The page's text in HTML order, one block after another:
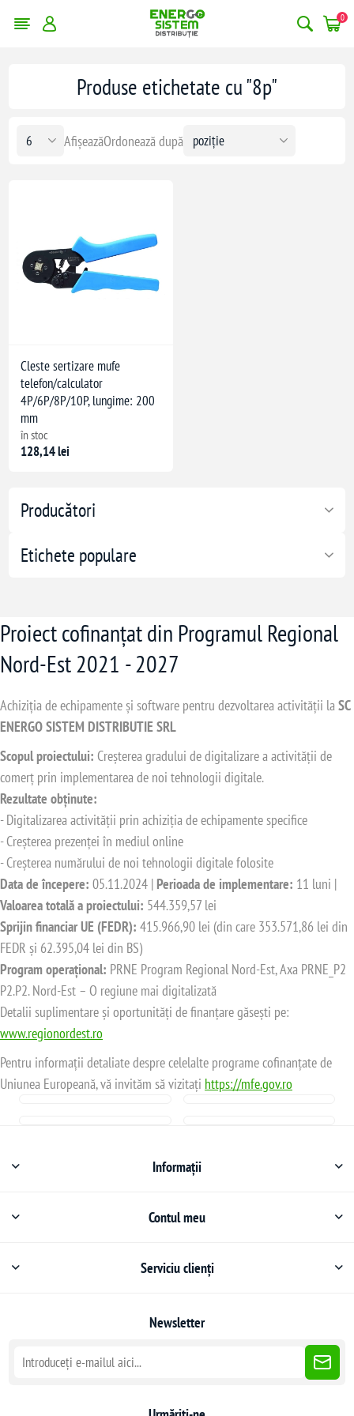
0
Producători
Etichete populare
Produse etichetate cu "8p"
Ordonează după
Afișează
Cleste sertizare mufe
telefon/calculator
4P/6P/8P/10P, lungime: 200
mm
în stoc
128,14 lei
Proiect cofinanțat din Programul Regional
Nord-Est 2021 - 2027
Achiziția de echipamente și software pentru dezvoltarea activității laSC
ENERGO SISTEM DISTRIBUTIE SRL
Scopul proiectului: Creșterea gradului de digitalizare a activității de
comerț prin implementarea de noi tehnologii digitale.
Rezultate obținute:
- Digitalizarea activității prin achiziția de echipamente specifice
- Creșterea prezenței în mediul online
- Creșterea numărului de noi tehnologii digitale folosite
Data de începere: 05.11.2024 | Perioada de implementare: 11 luni |
Valoarea totală a proiectului: 544.359,57 lei
Sprijin financiar UE (FEDR): 415.966,90 lei (din care 353.571,86 lei din
FEDR și 62.395,04 lei din BS)
Program operațional: PRNE Program Regional Nord-Est, Axa PRNE_P2
P2.P2. Nord-Est – O regiune mai digitalizată
Detalii suplimentare și oportunități de finanțare găsești pe:
www.regionordest.ro
Pentru informații detaliate despre celelalte programe cofinanțate de
Uniunea Europeană, vă invităm să vizitați https://mfe.gov.ro
Informații
Contul meu
Serviciu clienți
Newsletter